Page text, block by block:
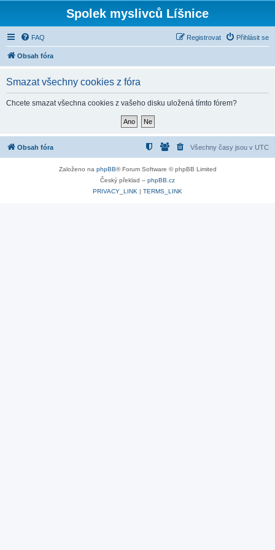
Spolek myslivců Líšnice
FAQ Přihlásit se
Registrovat
Obsah fóra
Smazat všechny cookies z fóra
Chcete smazat všechna cookies z vašeho disku uložená tímto fórem?
Obsah fóra Všechny časy jsou v UTC
Založeno na phpBB® Forum Software © phpBB Limited
Český překlad – phpBB.cz
PRIVACY_LINK | TERMS_LINK